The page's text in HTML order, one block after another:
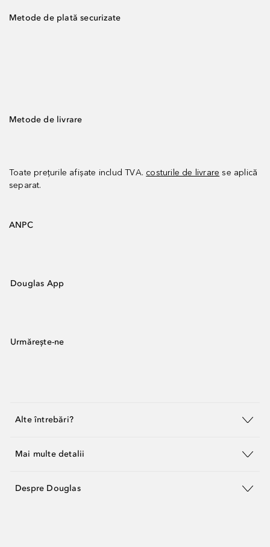
Metode de plată securizate
Metode de livrare
Toate prețurile afișate includ TVA. costurile de livrare se aplică
separat.
ANPC
Douglas App
Urmărește-ne
Alte întrebări?
Mai multe detalii
Despre Douglas